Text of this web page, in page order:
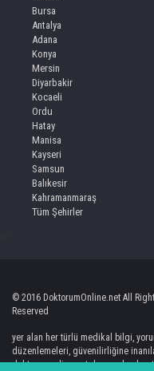
Bursa
Antalya
Adana
Konya
Mersin
Diyarbakir
Kocaeli
Ordu
Hatay
Manisa
Kayseri
Samsun
Balıkesir
Kahramanmaraş
Tüm Şehirler
© 2016 DoktorumOnline.net All
Reserved
yer alan her türlü medikal bilgi,
düzenlemeleri, güvenilirliğine
doktorumonline.net de yer alan